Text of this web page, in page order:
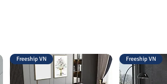
Freeship VN Freeship VN